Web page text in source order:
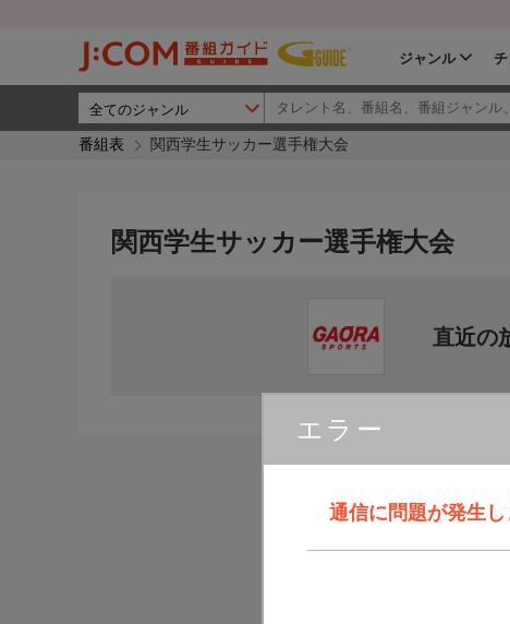
ジャンル
番組表 関西学生サッカー選手権大会
エラー
通信に問題が発生
関西学生サッカー選手権大会
直近の